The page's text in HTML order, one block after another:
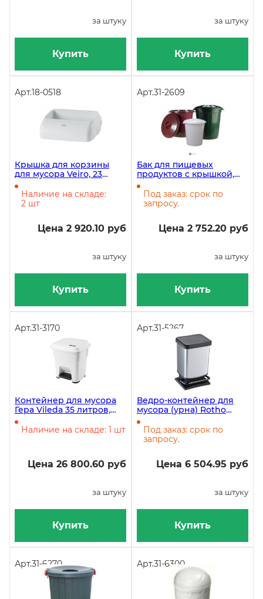
за штуку
Купить
за штуку
Купить
Арт.18-0518
Крышка для корзины
для мусора Veiro, 23
литра
Наличие на складе:
2 шт
Цена 2 920.10 руб
за штуку
Купить
Арт.31-2609
Бак для пищевых
продуктов с крышкой,
150 литров, диаметр 72
см, высота 78 см
Под заказ: срок по
запросу.
Цена 2 752.20 руб
за штуку
Купить
Арт.31-3170
Контейнер для мусора
Гера Vileda 35 литров,
пластик, с педалью
Наличие на складе: 1 шт
Цена 26 800.60 руб
за штуку
Купить
Арт.31-5267
Ведро-контейнер для
мусора (урна) Rotho
Пасо (PASO), 20 литров, с
педалью, пластик,
серебро
Под заказ: срок по
запросу.
Цена 6 504.95 руб
за штуку
Купить
Арт.31-6270 Арт.31-6300